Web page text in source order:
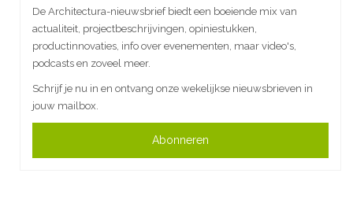
De Architectura-nieuwsbrief biedt een boeiende mix van
actualiteit, projectbeschrijvingen, opiniestukken,
productinnovaties, info over evenementen, maar video's,
podcasts en zoveel meer.
Schrijf je nu in en ontvang onze wekelijkse nieuwsbrieven in
jouw mailbox.
Abonneren